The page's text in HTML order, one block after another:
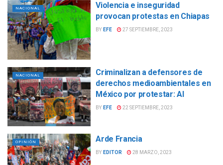
NACIONAL
Violencia e inseguridad
provocan protestas en Chiapas
BY EFE 27 SEPTIEMBRE, 2023
NACIONAL
Criminalizan a defensores de
derechos medioambientales en
México por protestar: AI
BY EFE 22 SEPTIEMBRE, 2023
OPINIÓN Arde Francia
BY EDITOR 28 MARZO, 2023